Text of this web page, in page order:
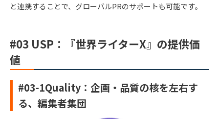
と連携することで、グローバルPRのサポートも可能です。
#03 USP： 『世界ライターX』の提供価
値
#03-1Quality：企画・品質の核を左右す
る、編集者集団